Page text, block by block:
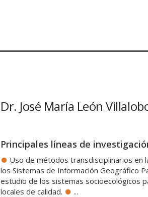
Dr. José María León
Principales líneas de
Uso de métodos transdisciplinarios en
los Sistemas de Información Geográfico
estudio de los sistemas socioecológicos
locales de calidad.
...